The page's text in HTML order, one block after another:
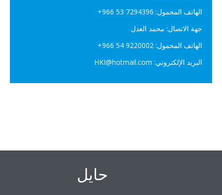
الهاتف المحمول: ‎+966 53 7294396
جهة الاتصال: محمد العدل
الهاتف المحمول: ‎+966 54 9220002
البريد الإلكتروني: HKI@hotmail.com
حايل